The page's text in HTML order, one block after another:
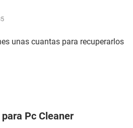
unas cuantas para recuperarlos
Pc Cleaner